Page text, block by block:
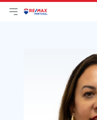
Open main menu
LogoGo to homepage